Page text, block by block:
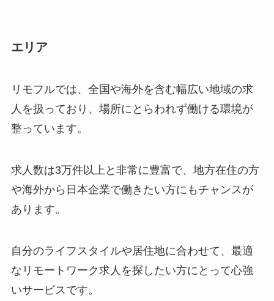
エリア
リモフルでは、全国や海外を含む幅広い地域の求
人を扱っており、場所にとらわれず働ける環境が
整っています。
求人数は3万件以上と非常に豊富で、地方在住の方
や海外から日本企業で働きたい方にもチャンスが
あります。
自分のライフスタイルや居住地に合わせて、最適
なリモートワーク求人を探したい方にとって心強
いサービスです。